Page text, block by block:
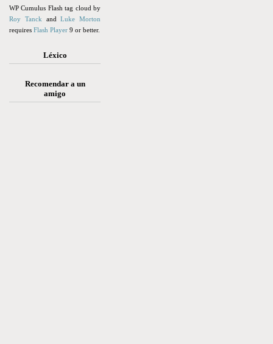
WP Cumulus Flash tag cloud by
Roy Tanck andLuke Morton
requires Flash Player 9 or better.
Léxico
Recomendar a un
amigo